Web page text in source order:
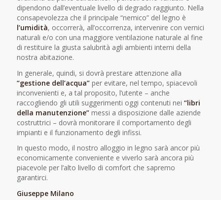
dipendono dall’eventuale livello di degrado raggiunto. Nella
consapevolezza che il principale “nemico” del legno è
l’umidità, occorrerà, all’occorrenza, intervenire con vernici
naturali e/o con una maggiore ventilazione naturale al fine
di restituire la giusta salubrità agli ambienti interni della
nostra abitazione.
In generale, quindi, si dovrà prestare attenzione alla
“gestione dell’acqua”per evitare, nel tempo, spiacevoli
inconvenienti e, a tal proposito, l’utente – anche
raccogliendo gli utili suggerimenti oggi contenuti nei “libri
della manutenzione”messi a disposizione dalle aziende
costruttrici – dovrà monitorare il comportamento degli
impianti e il funzionamento degli infissi.
In questo modo, il nostro alloggio in legno sarà ancor più
economicamente conveniente e viverlo sarà ancora più
piacevole per l’alto livello di comfort che sapremo
garantirci.
Giuseppe Milano